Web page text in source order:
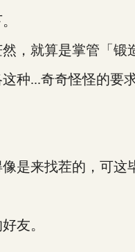
就算是掌管「锻
...奇奇怪怪的要求
来找茬的，可这
友。